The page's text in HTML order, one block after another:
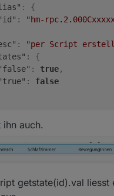
:
{
:
"hm-
: "per Script
:
{
: true,
:
false
:
: "system.user.admin",
1612101337265,
: {
auch.
getstate(id).val liesst